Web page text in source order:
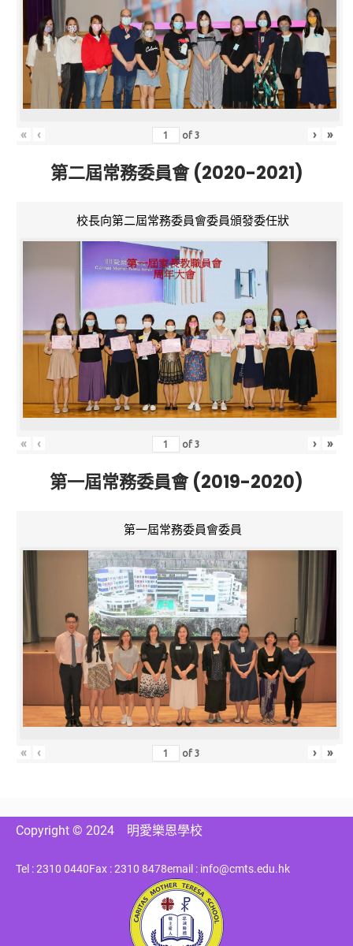
« ‹ of3 › »
第二屆常務委員會 (2020-2021)
校長向第二屆常務委員會委員頒發委任狀
« ‹ of3 › »
第一屆常務委員會 (2019-2020)
第一屆常務委員會委員
« ‹ of3 › »
Copyright © 2024 明愛樂恩學校
Tel : 2310 0440Fax : 2310 8478email : info@cmts.edu.hk